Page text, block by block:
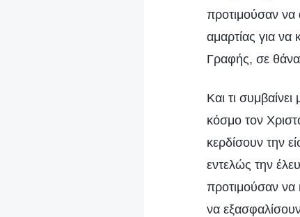
προτιμούσαν να
αμαρτίας για
Γραφής, σε
Και τι
κόσμο τον
κερδίσουν την
εντελώς την
προτιμούσαν
να